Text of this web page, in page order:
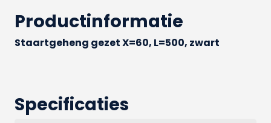
Productinformatie
Staartgeheng gezet X=60, L=500, zwart
Specificaties